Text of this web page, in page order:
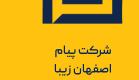
شرکت پیام
اصفهان زیبا